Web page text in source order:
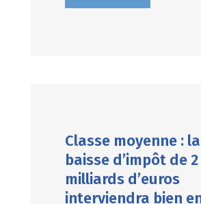
Classe moyenne : la
baisse d’impôt de 2
milliards d’euros
interviendra bien